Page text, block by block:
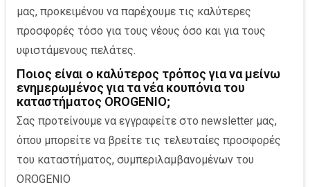
μας, προκειμένου να παρέχουμε τις καλύτερες
προσφορές τόσο για τους νέους όσο και για τους
υφιστάμενους πελάτες.
Ποιος είναι ο καλύτερος τρόπος για να μείνω
ενημερωμένος για τα νέα κουπόνια του
καταστήματος OROGENIO;
Σας προτείνουμε να εγγραφείτε στο newsletter μας,
όπου μπορείτε να βρείτε τις τελευταίες προσφορές
του καταστήματος, συμπεριλαμβανομένων του
OROGENIO